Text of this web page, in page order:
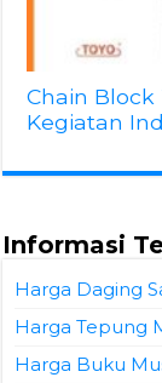
Chain
Kegiatan
Informasi
Harga Daging
Harga Tepung
Harga Buku